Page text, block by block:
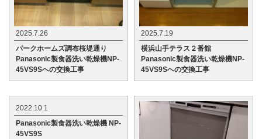
2025.7.26
パークホームズ調布桜堤通り
Panasonic製食器洗い乾燥機NP-
45VS9Sへの交換工事
2025.7.19
横浜山手テラス２番館
Panasonic製食器洗い乾燥機NP-
45VS9Sへの交換工事
2022.10.1
Panasonic製食器洗い乾燥機 NP-
45VS9S